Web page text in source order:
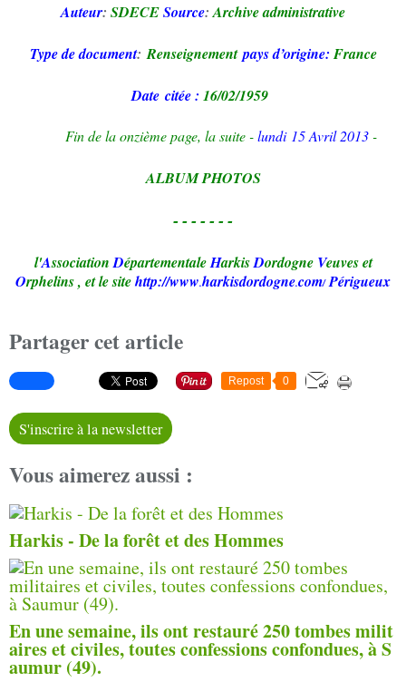
Auteur: SDECESource:Archive administrative
Type de document: Renseignement pays d’origine: France
Date citée : 16/02/1959
Fin de la onzième page, la suite -lundi 15 Avril 2013-
ALBUMPHOTOS
-------
l'Association DépartementaleHarkisDordogne Veuves et
Orphelins, et le sitehttp://www.harkisdordogne.com/ Périgueux
Partager cet article
Repost 0
S'inscrire à la newsletter
Vous aimerez aussi :
Harkis - De la forêt et des Hommes
En une semaine, ils ont restauré 250 tombes milit
aires et civiles, toutes confessions confondues, à S
aumur (49).